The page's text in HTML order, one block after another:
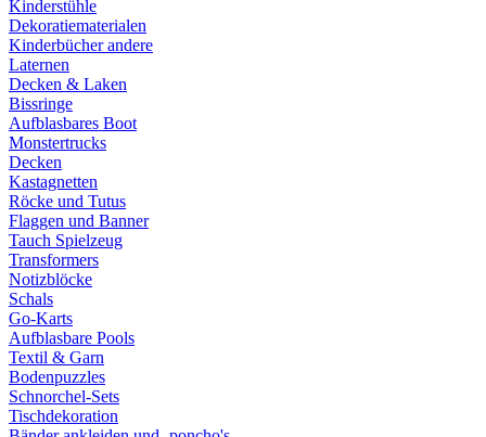
Kinderstühle
Dekoratiematerialen
Kinderbücher andere
Laternen
Decken & Laken
Bissringe
Aufblasbares Boot
Monstertrucks
Decken
Kastagnetten
Röcke und Tutus
Flaggen und Banner
Tauch Spielzeug
Transformers
Notizblöcke
Schals
Go-Karts
Aufblasbare Pools
Textil & Garn
Bodenpuzzles
Schnorchel-Sets
Tischdekoration